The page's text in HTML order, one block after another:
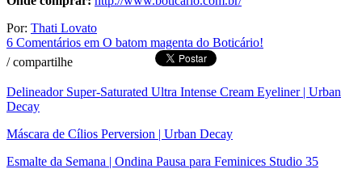
Por: Thati Lovato
6 Comentários em O batom magenta do Boticário!
/compartilhe
Delineador Super-Saturated Ultra Intense Cream Eyeliner | Urban
Decay
Máscara de Cílios Perversion | Urban Decay
Esmalte da Semana | Ondina Pausa para Feminices Studio 35